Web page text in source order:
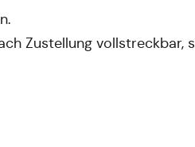
Zustellung vollstreckbar,